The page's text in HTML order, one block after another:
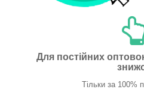
Для постійних
Тільки за 100%